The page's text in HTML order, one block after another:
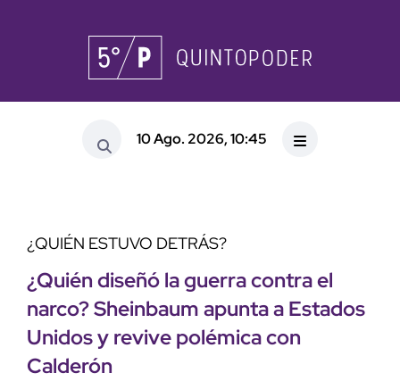
10 Ago. 2026, 10:45
¿QUIÉN ESTUVO DETRÁS?
¿Quién diseñó la guerra contra el
narco? Sheinbaum apunta a Estados
Unidos y revive polémica con
Calderón